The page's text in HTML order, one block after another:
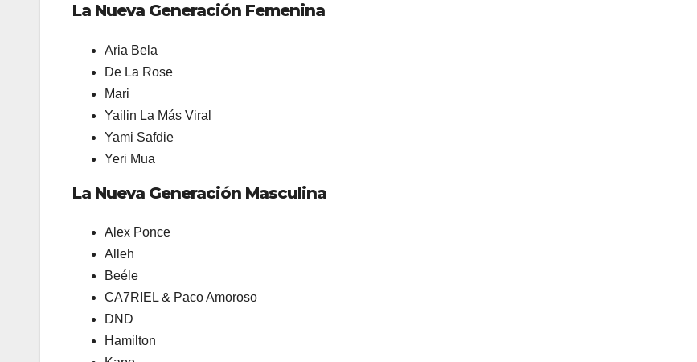
La Nueva Generación Femenina
Aria Bela
De La Rose
Mari
Yailin La Más Viral
Yami Safdie
Yeri Mua
La Nueva Generación Masculina
Alex Ponce
Alleh
Beéle
CA7RIEL & Paco Amoroso
DND
Hamilton